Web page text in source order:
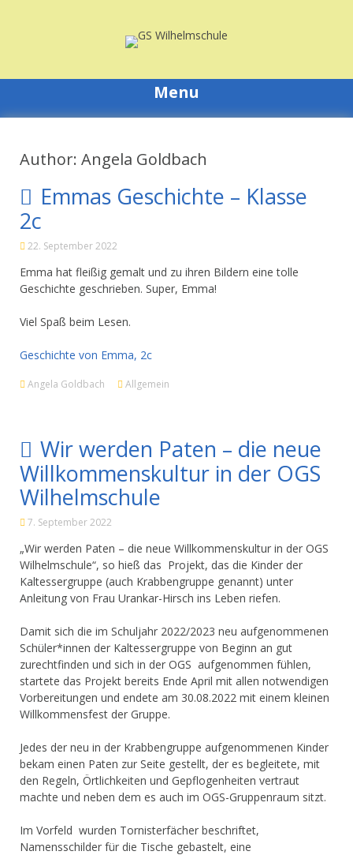
Menu
Author: Angela Goldbach
Emmas Geschichte – Klasse
2c
22. September 2022
Emma hat fleißig gemalt und zu ihren Bildern eine tolle
Geschichte geschrieben. Super, Emma!
Viel Spaß beim Lesen.
Geschichte von Emma, 2c
Angela Goldbach Allgemein
Wir werden Paten – die neue
Willkommenskultur in der OGS
Wilhelmschule
7. September 2022
„Wir werden Paten – die neue Willkommenskultur in der OGS
Wilhelmschule“, so hieß das Projekt, das die Kinder der
Kaltessergruppe (auch Krabbengruppe genannt) unter
Anleitung von Frau Urankar-Hirsch ins Leben riefen.
Damit sich die im Schuljahr 2022/2023 neu aufgenommenen
Schüler*innen der Kaltessergruppe von Beginn an gut
zurechtfinden und sich in der OGS aufgenommen fühlen,
startete das Projekt bereits Ende April mit allen notwendigen
Vorbereitungen und endete am 30.08.2022 mit einem kleinen
Willkommensfest der Gruppe.
Jedes der neu in der Krabbengruppe aufgenommenen Kinder
bekam einen Paten zur Seite gestellt, der es begleitete, mit
den Regeln, Örtlichkeiten und Gepflogenheiten vertraut
machte und neben dem es auch im OGS-Gruppenraum sitzt.
Im Vorfeld wurden Tornisterfächer beschriftet,
Namensschilder für die Tische gebastelt, eine